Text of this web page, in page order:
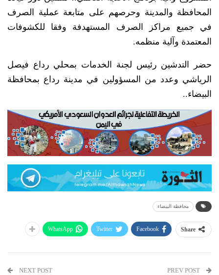
المحافظة والمدينة وحرصهم على متابعة عملية الصرف
في جميع مراكز الصرف المستهدفة وفقا للكشوفات
المعتمدة وآلية منظمه.
حضر التدشين رئيس لجنة الخدمات بمحلي رداع فيصل
الرياشي وعدد من المسؤولين في مدينة رداع بمحافظة
البيضاء..
محافظة البيضاء
Share
Facebook
Twitter
WhatsApp
NEXT POST